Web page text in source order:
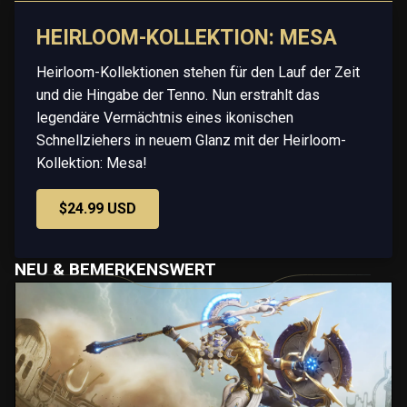
HEIRLOOM-KOLLEKTION: MESA
Heirloom-Kollektionen stehen für den Lauf der Zeit
und die Hingabe der Tenno. Nun erstrahlt das
legendäre Vermächtnis eines ikonischen
Schnellziehers in neuem Glanz mit der Heirloom-
Kollektion: Mesa!
$24.99 USD
NEU & BEMERKENSWERT